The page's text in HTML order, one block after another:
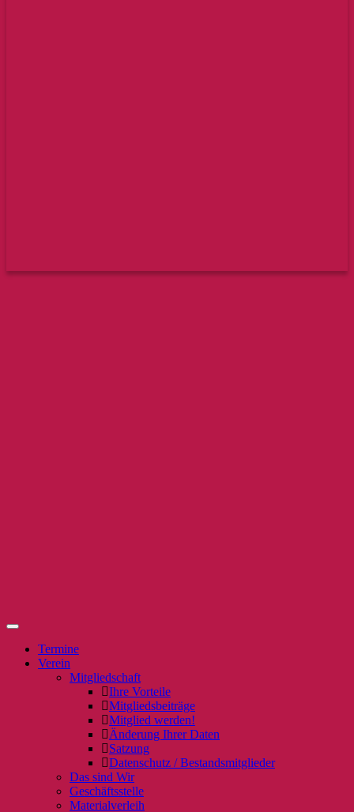
Termine
Verein
Mitgliedschaft
Ihre Vorteile
Mitgliedsbeiträge
Mitglied werden!
Änderung Ihrer Daten
Satzung
Datenschutz / Bestandsmitglieder
Das sind Wir
Geschäftsstelle
Materialverleih